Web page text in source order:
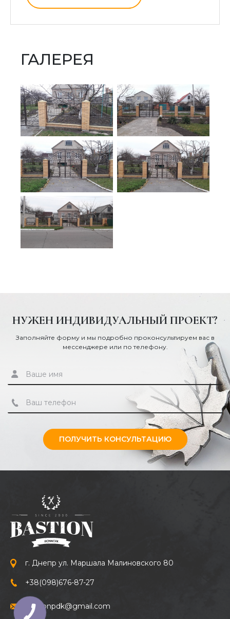
ГАЛЕРЕЯ
НУЖЕН ИНДИВИДУАЛЬНЫЙ ПРОЕКТ?
Заполняйте форму и мы подробно проконсультируем вас в
мессенджере или по телефону.
ПОЛУЧИТЬ КОНСУЛЬТАЦИЮ
г. Днепр ул. Маршала Малиновского 80
+38(098)676-87-27
bastionpdk@gmail.com